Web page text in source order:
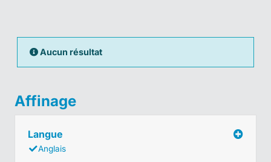
Aucun résultat
Affinage
Langue
Anglais